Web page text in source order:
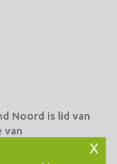
Noord is lid van
van
en voor
bij het
x